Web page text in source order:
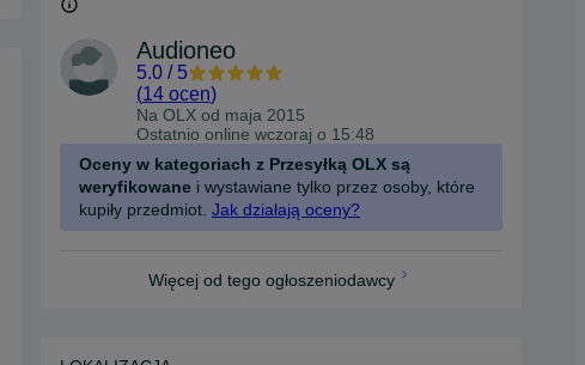
Audioneo
5.0 / 5
(14 ocen)
Na OLX od maja 2015
Ostatnio online wczoraj o 15:48
Oceny w kategoriach z Przesyłką OLX są
weryfikowane i wystawiane tylko przez osoby, które
kupiły przedmiot. Jak działają oceny?
Więcej od tego ogłoszeniodawcy